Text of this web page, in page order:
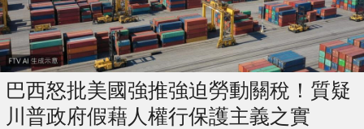
巴西怒批美國強推強迫勞動關稅！質疑
川普政府假藉人權行保護主義之實